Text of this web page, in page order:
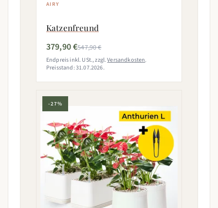
AIRY
Katzenfreund
379,90 €547,90 €
Endpreis inkl. USt., zzgl.Versandkosten.
Preisstand: 31.07.2026.
-27%